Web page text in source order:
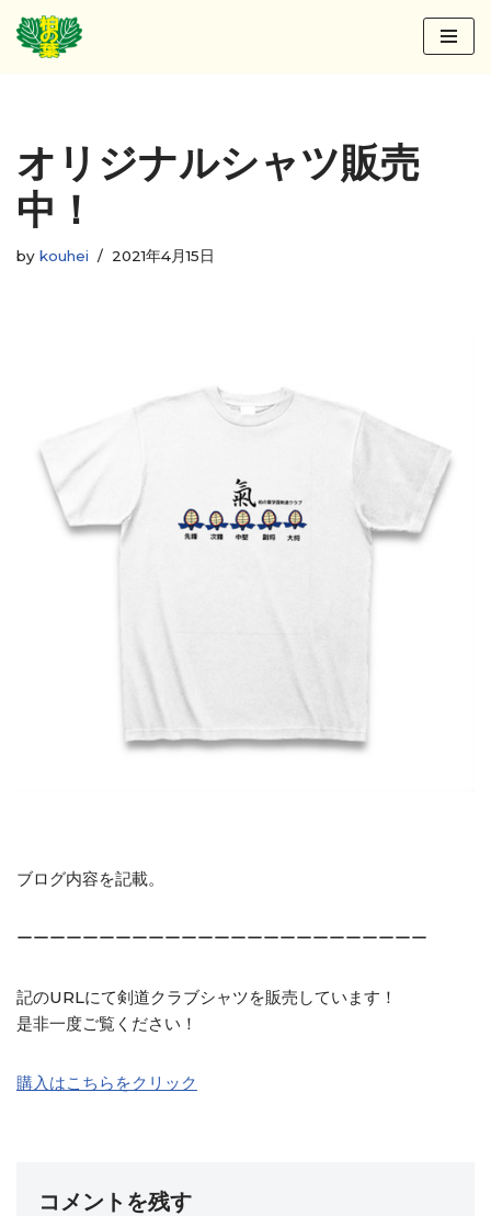
コ
ツ
ス
ッ
オリジナルシャツ販売
中！
by kouhei 2021年4月15日
ブログ内容を記載。
ーーーーーーーーーーーーーーーーーーーーーーーーー
記のURLにて剣道クラブシャツを販売しています！
是非一度ご覧ください！
購入はこちらをクリック
コメントを残す